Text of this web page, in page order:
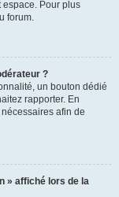
Pour plus
forum.
?
un bouton dédié
rapporter. En
afin de
» affiché lors de la